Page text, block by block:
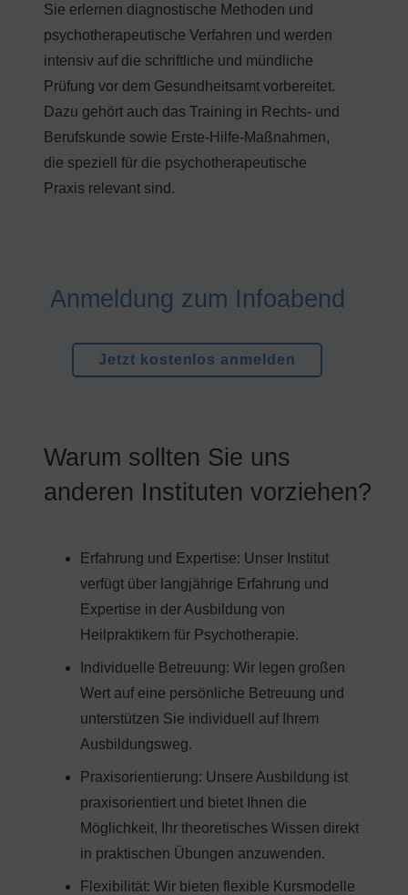
Sie erlernen diagnostische Methoden und
psychotherapeutische Verfahren und werden
intensiv auf die schriftliche und mündliche
Prüfung vor dem Gesundheitsamt vorbereitet.
Dazu gehört auch das Training in Rechts- und
Berufskunde sowie Erste-Hilfe-Maßnahmen,
die speziell für die psychotherapeutische
Praxis relevant sind.
Anmeldung zum Infoabend
Jetzt kostenlos anmelden
Warum sollten Sie uns
anderen Instituten vorziehen?
Erfahrung und Expertise: Unser Institut
verfügt über langjährige Erfahrung und
Expertise in der Ausbildung von
Heilpraktikern für Psychotherapie.
Individuelle Betreuung: Wir legen großen
Wert auf eine persönliche Betreuung und
unterstützen Sie individuell auf Ihrem
Ausbildungsweg.
Praxisorientierung: Unsere Ausbildung ist
praxisorientiert und bietet Ihnen die
Möglichkeit, Ihr theoretisches Wissen direkt
in praktischen Übungen anzuwenden.
Flexibilität: Wir bieten flexible Kursmodelle